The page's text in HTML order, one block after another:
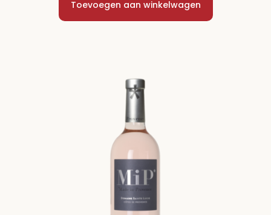
Toevoegen aan winkelwagen